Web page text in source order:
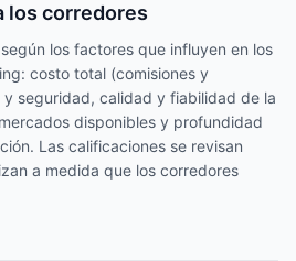
los corredores
los factores que influyen en los
costo total (comisiones y
seguridad, calidad y fiabilidad de la
disponibles y profundidad
Las calificaciones se revisan
a medida que los corredores